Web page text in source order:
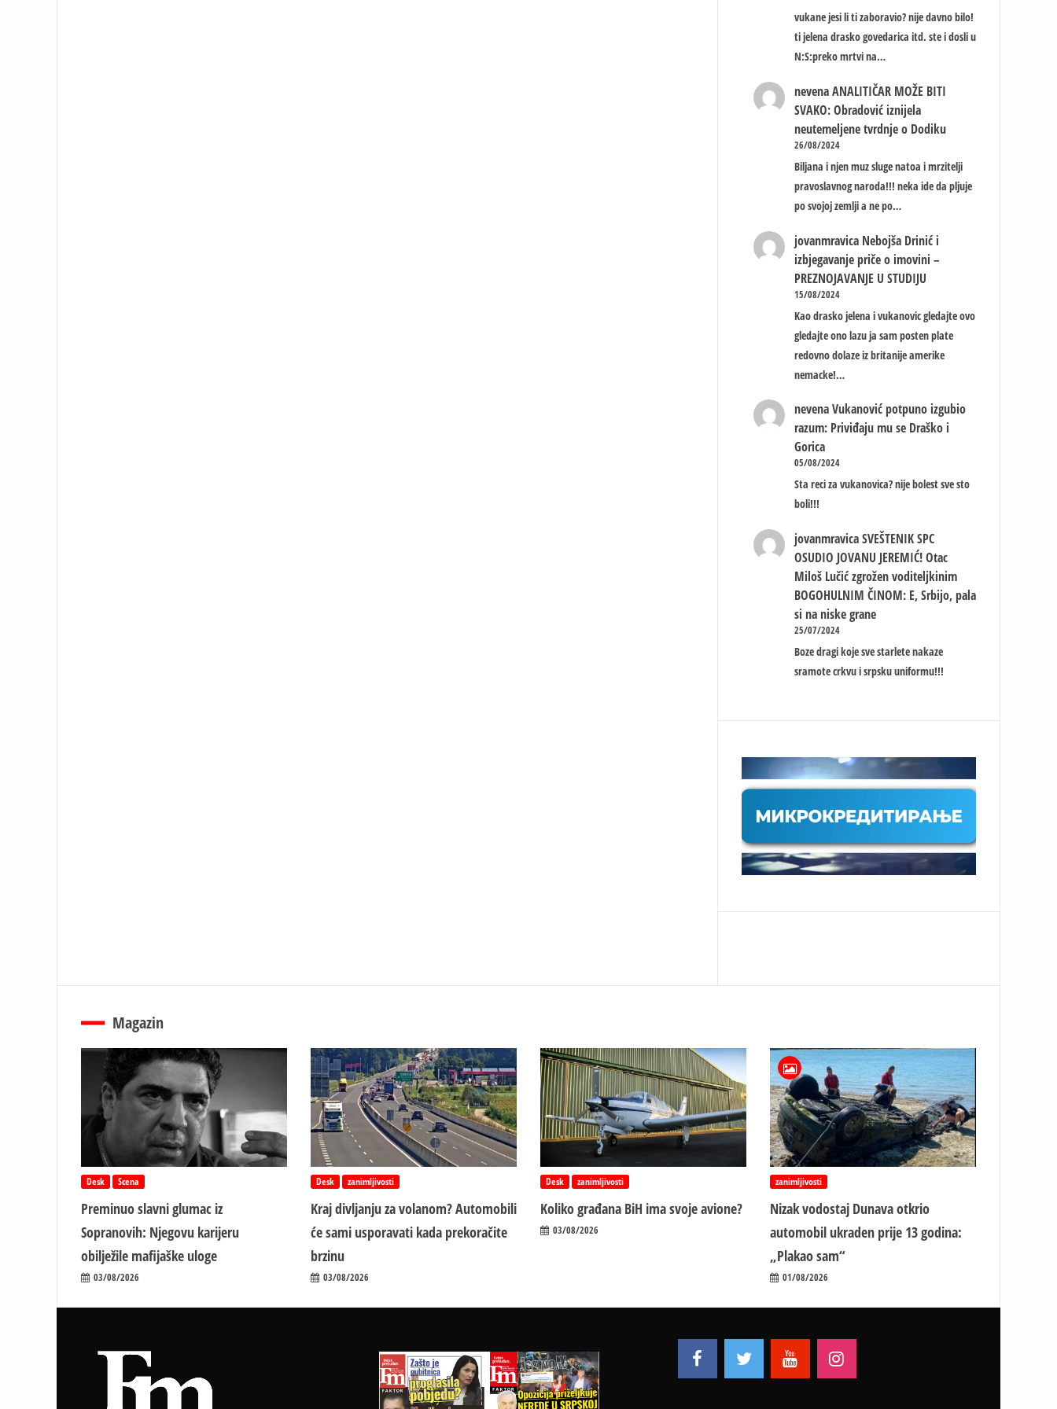
vukane jesi li ti zaboravio? nije davno bilo!
ti jelena drasko govedarica itd. ste i dosli u
N:S:preko mrtvi na…
nevena ANALITIČAR MOŽE BITI
SVAKO: Obradović iznijela
neutemeljene tvrdnje o Dodiku
26/08/2024
Biljana i njen muz sluge natoa i mrzitelji
pravoslavnog naroda!!! neka ide da pljuje
po svojoj zemlji a ne po…
jovanmravica Nebojša Drinić i
izbjegavanje priče o imovini –
PREZNOJAVANJE U STUDIJU
15/08/2024
Kao drasko jelena i vukanovic gledajte ovo
gledajte ono lazu ja sam posten plate
redovno dolaze iz britanije amerike
nemacke!…
nevena Vukanović potpuno izgubio
razum: Priviđaju mu se Draško i
Gorica
05/08/2024
Sta reci za vukanovica? nije bolest sve sto
boli!!!
jovanmravica SVEŠTENIK SPC
OSUDIO JOVANU JEREMIĆ! Otac
Miloš Lučić zgrožen voditeljkinim
BOGOHULNIM ČINOM: E, Srbijo, pala
si na niske grane
25/07/2024
Boze dragi koje sve starlete nakaze
sramote crkvu i srpsku uniformu!!!
Magazin
Desk Scena
Preminuo slavni glumac iz
Sopranovih: Njegovu karijeru
obilježile mafijaške uloge
03/08/2026
Desk zanimljivosti
Kraj divljanju za volanom? Automobili
će sami usporavati kada prekoračite
brzinu
03/08/2026
Desk zanimljivosti
Koliko građana BiH ima svoje avione?
03/08/2026
zanimljivosti
Nizak vodostaj Dunava otkrio
automobil ukraden prije 13 godina:
„Plakao sam“
01/08/2026